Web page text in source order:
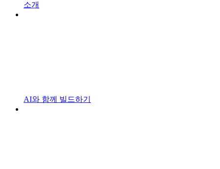
소개
AI와 함께 빌드하기